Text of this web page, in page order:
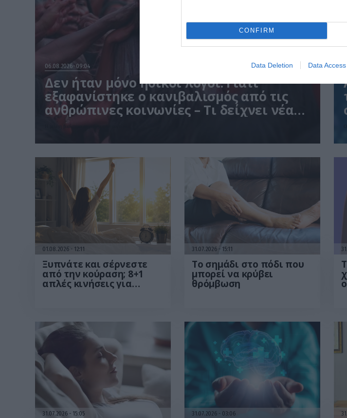
CONFIRM
Data Deletion Data Access
06.08.2026 09:04
Δεν ήταν μόνο ηθικοί λόγοι: Γιατί
εξαφανίστηκε ο κανιβαλισμός από τις
ανθρώπινες κοινωνίες – Τι δείχνει νέα
έρευνα
01.08.2026 12:11
Ξυπνάτε και σέρνεστε
από την κούραση; 8+1
απλές κινήσεις για
31.07.2026 15:11
Το σημάδι στο πόδι που
μπορεί να κρύβει
θρόμβωση
31.07.2026 15:05 31.07.2026 03:06